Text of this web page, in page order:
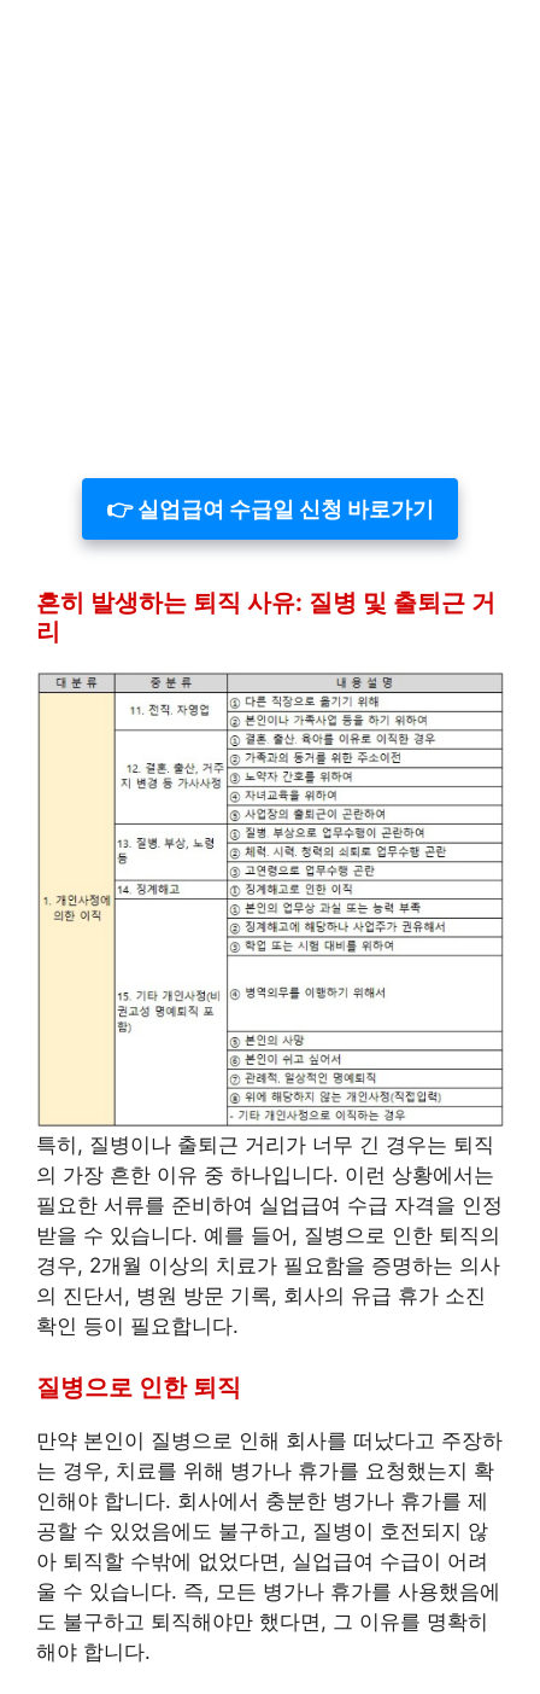
👉 실업급여 수급일 신청 바로가기
흔히 발생하는 퇴직 사유: 질병 및 출퇴근 거
리
특히, 질병이나 출퇴근 거리가 너무 긴 경우는 퇴직
의 가장 흔한 이유 중 하나입니다. 이런 상황에서는
필요한 서류를 준비하여 실업급여 수급 자격을 인정
받을 수 있습니다. 예를 들어, 질병으로 인한 퇴직의
경우, 2개월 이상의 치료가 필요함을 증명하는 의사
의 진단서, 병원 방문 기록, 회사의 유급 휴가 소진
확인 등이 필요합니다.
질병으로 인한 퇴직
만약 본인이 질병으로 인해 회사를 떠났다고 주장하
는 경우, 치료를 위해 병가나 휴가를 요청했는지 확
인해야 합니다. 회사에서 충분한 병가나 휴가를 제
공할 수 있었음에도 불구하고, 질병이 호전되지 않
아 퇴직할 수밖에 없었다면, 실업급여 수급이 어려
울 수 있습니다. 즉, 모든 병가나 휴가를 사용했음에
도 불구하고 퇴직해야만 했다면, 그 이유를 명확히
해야 합니다.